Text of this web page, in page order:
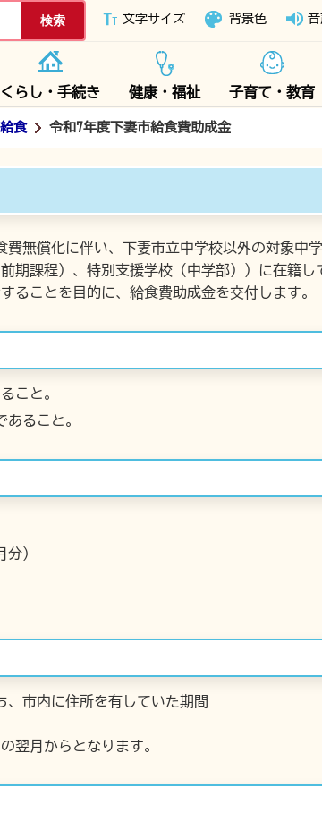
下妻市ホームページ
文字サイズ 背景色
くらし・手続き 健康・福祉 子育て・教育
食 令和7年度下妻市給食費助成金
無償化に伴い、下妻市立中学校以外の対象中
期課程）、特別支援学校（中学部））に在籍
ることを目的に、給食費助成金を交付します。
こと。
ること。
）
、市内に住所を有していた期間
翌月からとなります。